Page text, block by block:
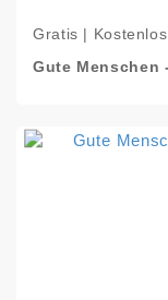
Gratis | Kostenlos
Gute Menschen